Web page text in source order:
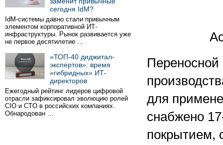
сегодня IdM?
IdM-системы давно стали привычным
элементом корпоративной ИТ-
инфраструктуры. Рынок развивается уже
не первое десятилетие …
«ТОП-40 диджитал-
экспертов»: время
«гибридных» ИТ-
директоров
Ежегодный рейтинг лидеров цифровой
отрасли зафиксировал эволюцию ролей
CIO и CTO в российских компаниях.
Обнародован …
для
снабжено
покрытием,